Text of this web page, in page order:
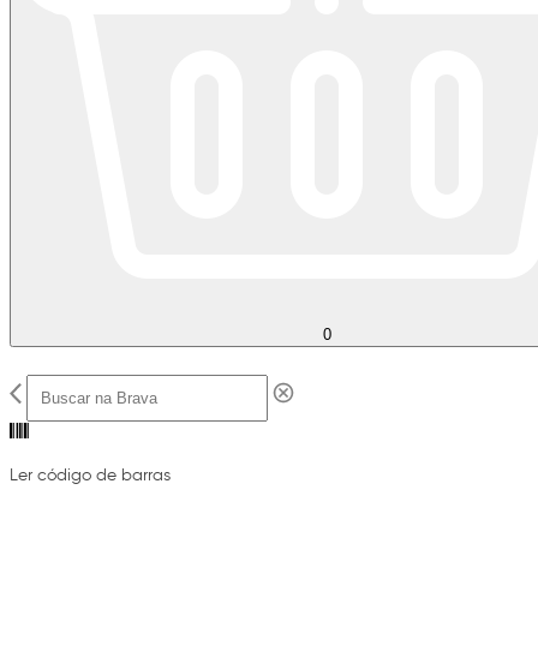
0
Ler código de barras